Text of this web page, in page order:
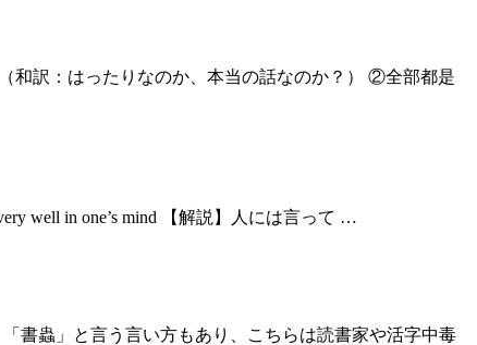
和訳：はったりなのか、本当の話なのか？） ②全部都是
well in one’s mind 【解説】人には言って …
書蟲」と言う言い方もあり、こちらは読書家や活字中毒